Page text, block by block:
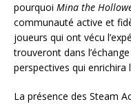
pourquoi Mina the
communauté active et
joueurs qui ont vécu
trouveront dans
perspectives qui
La présence des Steam